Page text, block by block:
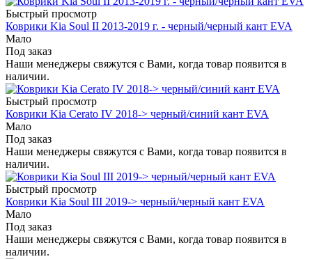
Быстрый просмотр
Коврики Kia Soul II 2013-2019 г. - черный/черный кант EVA
Мало
Под заказ
Наши менеджеры свяжутся с Вами, когда товар появится в
наличии.
Быстрый просмотр
Коврики Kia Cerato IV 2018-> черный/синий кант EVA
Мало
Под заказ
Наши менеджеры свяжутся с Вами, когда товар появится в
наличии.
Быстрый просмотр
Коврики Kia Soul III 2019-> черный/черный кант EVA
Мало
Под заказ
Наши менеджеры свяжутся с Вами, когда товар появится в
наличии.